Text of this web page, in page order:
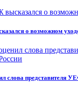
о возможном
слова представителя